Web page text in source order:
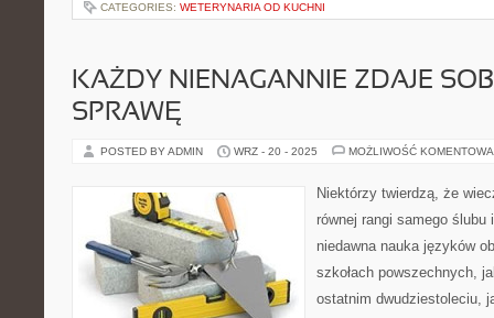
CATEGORIES: WETERYNARIA OD KUCHNI
KAŻDY NIENAGANNIE ZDAJE
SPRAWĘ
POSTED BY ADMIN WRZ - 20 - 2025 MOŻLIWOŚĆ
Niektórzy twierdzą, że
równej rangi samego
niedawna nauka języków
szkołach powszechnych,
ostatnim dwudziestoleciu,